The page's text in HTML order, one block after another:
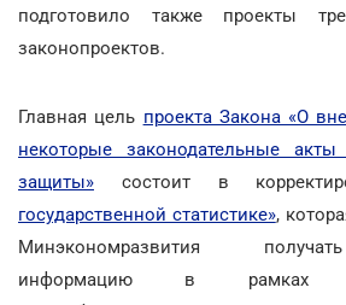
подготовило также проекты
законопроектов.
Главная цель проекта Закона «О
некоторые законодательные
защиты» состоит в
государственной статистике»,
Минэкономразвития
информацию в рамках